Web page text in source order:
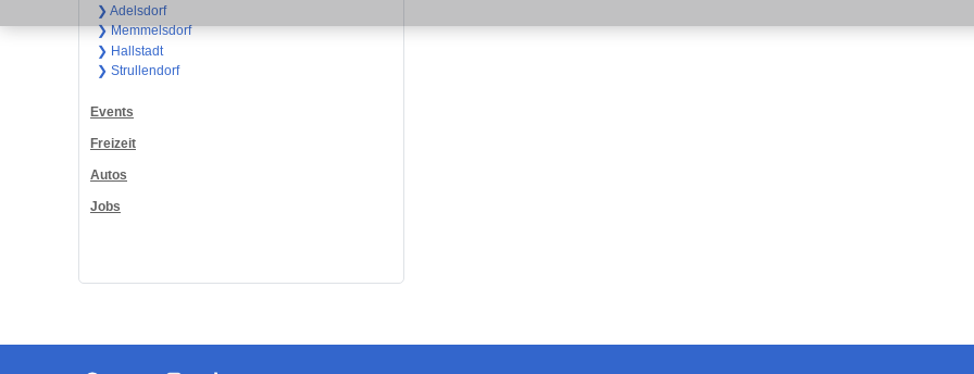
❯ Adelsdorf
❯ Memmelsdorf
❯ Hallstadt
❯ Strullendorf
Events
Freizeit
Autos
Jobs